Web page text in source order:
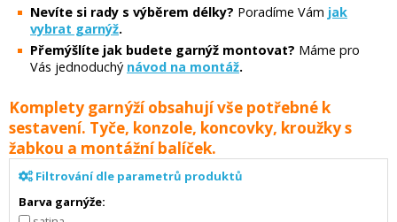
Nevíte si rady s výběrem délky? Poradíme Vám jak
vybrat garnýž.
Přemýšlíte jak budete garnýž montovat? Máme pro
Vás jednoduchý návod na montáž.
Komplety garnýží obsahují vše potřebné k
sestavení. Tyče, konzole, koncovky, kroužky s
žabkou a montážní balíček.
Filtrování dle parametrů produktů
Barva garnýže: